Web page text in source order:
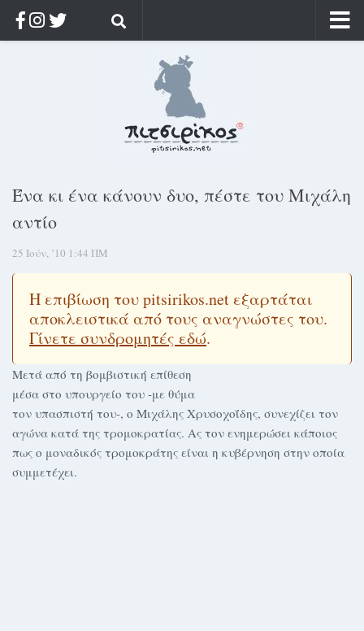
Στοχασμοί & αποφθέγματα
Διαφήμιση
Γίνετε συνδρομητής
Log in
Ένα κι ένα κάνουν δυο, πέστε του Μιχάλη
αντίο
25 Ιούν, ’10 1:44 ΠΜ
Η επιβίωση του pitsirikos.net εξαρτάται
αποκλειστικά από τους αναγνώστες του.
Γίνετε συνδρομητές εδώ.
Μετά από τη βομβιστική επίθεση
μέσα στο υπουργείο του -με θύμα
τον υπασπιστή του-, ο Μιχάλης Χρυσοχοΐδης, συνεχίζει τον
αγώνα κατά της τρομοκρατίας. Ας τον ενημερώσει κάποιος
πως ο μοναδικός τρομοκράτης είναι η κυβέρνηση στην οποία
συμμετέχει.